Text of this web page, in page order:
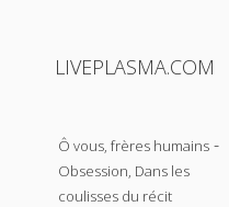
LIVEPLASMA.COM
Ô vous, frères humains -
Obsession, Dans les
coulisses du récit